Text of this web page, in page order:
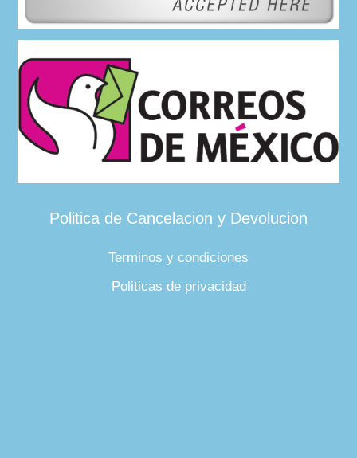
Politica de Cancelacion y Devolucion
Terminos y condiciones
Politicas de privacidad